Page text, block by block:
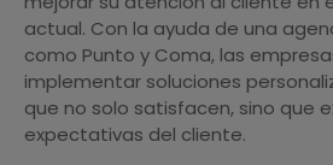
actual. Con la ayuda de una
como Punto y Coma, las
implementar soluciones
que no solo satisfacen, sino que
expectativas del cliente.